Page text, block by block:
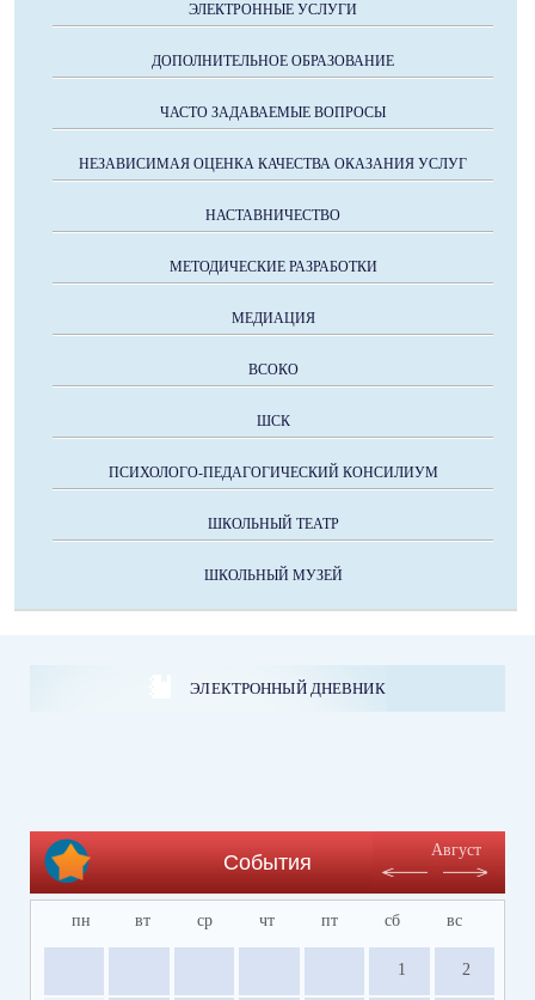
ЭЛЕКТРОННЫЕ УСЛУГИ
ДОПОЛНИТЕЛЬНОЕ ОБРАЗОВАНИЕ
ЧАСТО ЗАДАВАЕМЫЕ ВОПРОСЫ
НЕЗАВИСИМАЯ ОЦЕНКА КАЧЕСТВА ОКАЗАНИЯ УСЛУГ
НАСТАВНИЧЕСТВО
МЕТОДИЧЕСКИЕ РАЗРАБОТКИ
МЕДИАЦИЯ
ВСОКО
ШСК
ПСИХОЛОГО-ПЕДАГОГИЧЕСКИЙ КОНСИЛИУМ
ШКОЛЬНЫЙ ТЕАТР
ШКОЛЬНЫЙ МУЗЕЙ
ЭЛЕКТРОННЫЙ ДНЕВНИК
События
Август
пн вт ср чт пт сб вс
1 2